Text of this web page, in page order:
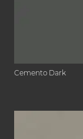
Cemento Dark